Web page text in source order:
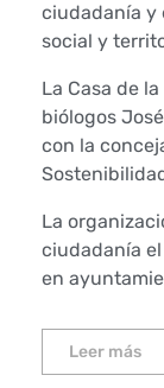
ciudadanía y
social y
La Casa de
biólogos
con la
La
ciudadanía
en
Leer más